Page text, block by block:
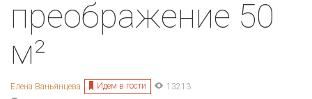
преображение 50
м²
Елена Ваньянцева Идем в гости 13213